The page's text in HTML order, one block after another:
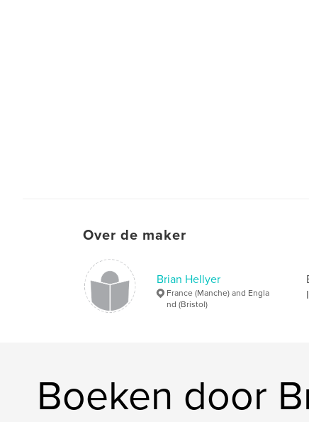
Over de maker
Brian Hellyer
France (Manche) and Engla
nd (Bristol)
Boeken door